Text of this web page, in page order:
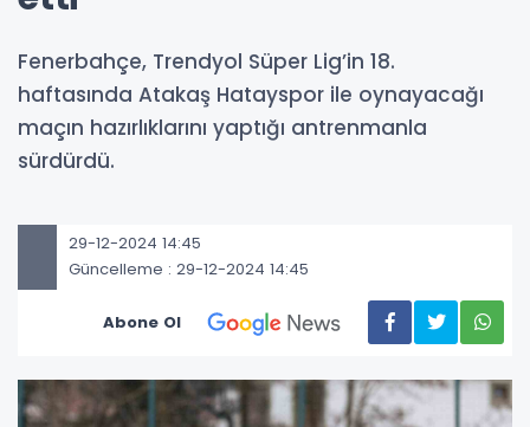
Fenerbahçe, Trendyol Süper Lig’in 18.
haftasında Atakaş Hatayspor ile oynayacağı
maçın hazırlıklarını yaptığı antrenmanla
sürdürdü.
29-12-2024 14:45
Güncelleme : 29-12-2024 14:45
Abone Ol